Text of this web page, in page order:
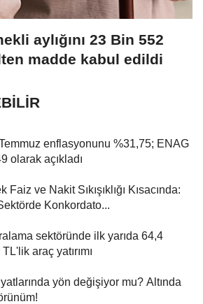
aylığını 23 Bin 552
madde kabul edildi
enflasyonunu %31,75; ENAG
olarak açıkladı
Faiz ve Nakit Sıkışıklığı Kısacında:
Konkordato...
sektöründe ilk yarıda 64,4
araç yatırımı
yön değişiyor mu? Altında